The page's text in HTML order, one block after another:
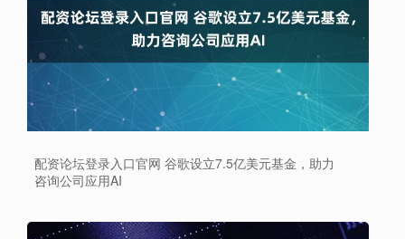
配资论坛登录入口官网 谷歌设立7.5亿美元基金，助力
咨询公司应用AI